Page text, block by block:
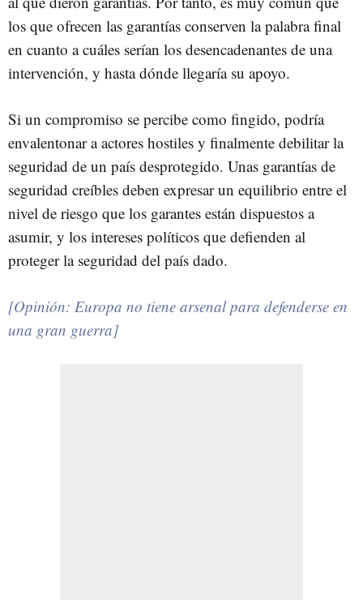
los que ofrecen las garantías conserven la palabra final
en cuanto a cuáles serían los desencadenantes de una
intervención, y hasta dónde llegaría su apoyo.
Si un compromiso se percibe como fingido, podría
envalentonar a actores hostiles y finalmente debilitar la
seguridad de un país desprotegido. Unas garantías de
seguridad creíbles deben expresar un equilibrio entre el
nivel de riesgo que los garantes están dispuestos a
asumir, y los intereses políticos que defienden al
proteger la seguridad del país dado.
[Opinión: Europa no tiene arsenal para defenderse en
una gran guerra]